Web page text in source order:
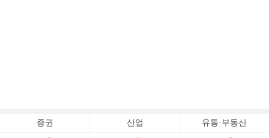
증권 산업 유통·부동산